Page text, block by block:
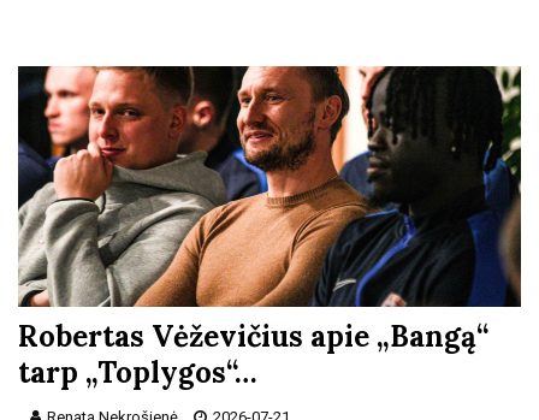
Robertas Vėževičius apie „Bangą“
tarp „Toplygos“…